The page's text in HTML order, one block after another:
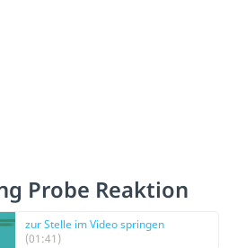
Probe Reaktion
zur Stelle im Video springen
(01:41)